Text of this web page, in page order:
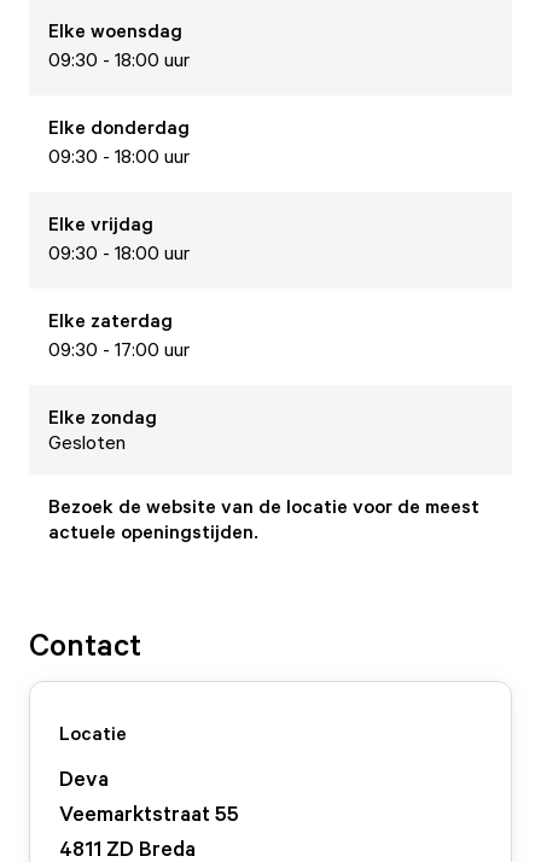
Elke woensdag
09:30 - 18:00 uur
Elke donderdag
09:30 - 18:00 uur
Elke vrijdag
09:30 - 18:00 uur
Elke zaterdag
09:30 - 17:00 uur
Elke zondag
Gesloten
Bezoek de website van de locatie voor de meest
actuele openingstijden.
Contact
Locatie
Deva
Veemarktstraat 55
4811 ZD Breda